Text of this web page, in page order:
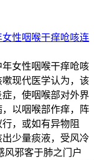
女性咽喉干痒呛咳
现代医学认为，该
，使咽喉部对外界
以咽喉部作痒，阵
，或如有异物阻
少量痰液，受风冷
邪客于肺之门户